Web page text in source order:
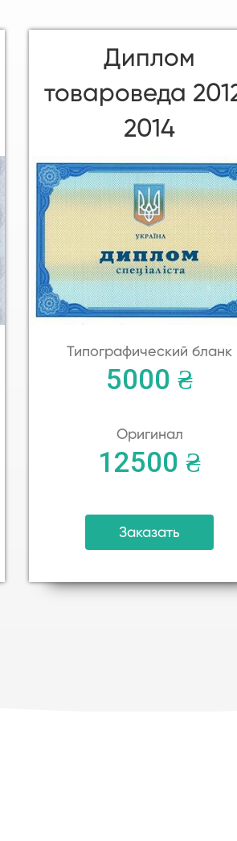
Диплом
товароведа
2014
Типографический бланк
5000 ₴
Оригинал
12500 ₴
Заказать